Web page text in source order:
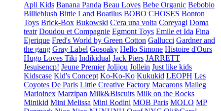
Apli Kids Banana Panda Beau Loves Bebe Organic Bebobio
Billieblush Bittle Land Boatilus BOBO CHOSES Bonton
Toys Brick-Box Bukowski C'era una volta Coreyagi Doma
teatr Doudou et Compagnie Egmont Toys Emile et Ida Fina
Ejerique Fred's World by Green Cotton Gallucci Gardner and
the gang Gray Label Gosoaky Hello Simone Histoire d'Ours
Hugo Loves Tiki Indikidual Jack Piers JARRETT
Jesuisencp! Jeune Premier Jolijou Jollein Just like kids
Kidscase Kid's Concept Ko-Ko-Ko Kukukid LEOPH Les
Coyotes De Paris Little Creative Factory Macarons Maileg
Marioinex Marzipan Milk&Biscuits Milk on the Rocks
Minikid Mini Melissa Mini Rodini MOB Paris MOLO MP